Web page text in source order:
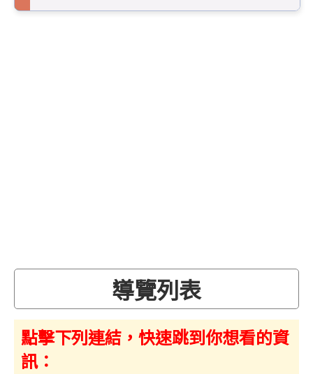
導覽列表
點擊下列連結，快速跳到你想看的資
訊：